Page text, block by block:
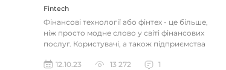
Fintech
Фінансові технології або фінтех - це більше,
ніж просто модне слово у світі фінансових
послуг. Користувачі, а також підприємства
12.10.23
13 272 1